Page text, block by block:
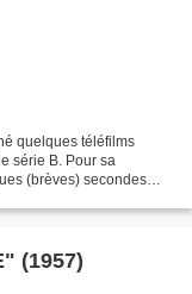
quelques téléfilms
série B. Pour sa
(brèves) secondes
(1957)